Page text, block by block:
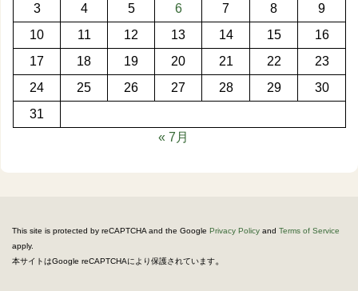
3
4 5 6 7 8
9
10
11 12 13 14 15
16
17
18 19 20 21 22
23
24
25 26 27 28 29
30
31
« 7月
This site is protected by reCAPTCHA and the Google Privacy Policy and Terms of Service
apply.
本サイトはGoogle reCAPTCHAにより保護されています。